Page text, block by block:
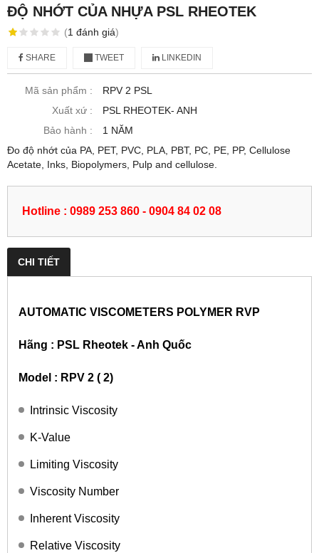
ĐỘ NHỚT CỦA NHỰA PSL RHEOTEK
(1 đánh giá)
SHARE TWEET LINKEDIN
Mã sản phẩm :
RPV 2 PSL
Xuất xứ :
PSL RHEOTEK- ANH
Bảo hành :
1 NĂM
Đo độ nhớt của PA, PET, PVC, PLA, PBT, PC, PE, PP, Cellulose
Acetate, Inks, Biopolymers, Pulp and cellulose.
Hotline : 0989 253 860 - 0904 84 02 08
CHI TIẾT
AUTOMATIC VISCOMETERS POLYMER RVP
Hãng : PSL Rheotek - Anh Quốc
Model : RPV 2 ( 2)
Intrinsic Viscosity
K-Value
Limiting Viscosity
Viscosity Number
Inherent Viscosity
Relative Viscosity